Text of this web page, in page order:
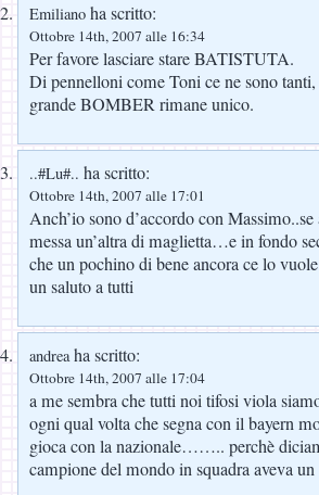
Emiliano ha scritto:
Ottobre 14th, 2007 alle 16:34
Per favore lasciare stare BATISTUTA.
Di pennelloni come Toni ce ne sono
grande BOMBER rimane unico.
..#Lu#.. ha scritto:
Ottobre 14th, 2007 alle 17:01
Anch’io sono d’accordo con Massimo..se
messa un’altra di maglietta…e in fondo
che un pochino di bene ancora ce lo
un saluto a tutti
andreaha scritto:
Ottobre 14th, 2007 alle 17:04
a me sembra che tutti noi tifosi viola
ogni qual volta che segna con il bayern
gioca con la nazionale…….. perchè
campione del mondo in squadra aveva